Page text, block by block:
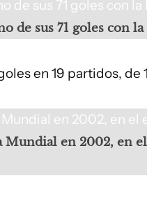
de sus 71 goles con
en 19 partidos, de
en 2002, en el